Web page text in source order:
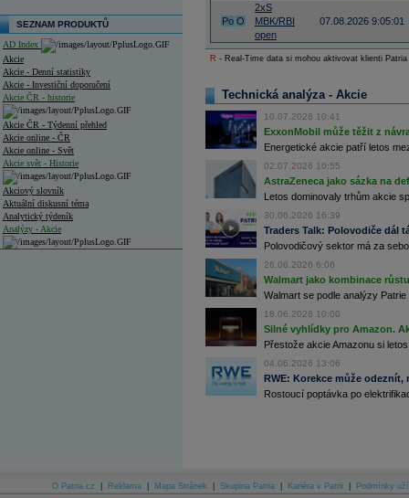
SEZNAM PRODUKTŮ
AD Index
Akcie
Akcie - Denní statistiky
Akcie - Investiční doporučení
Akcie ČR - historie
Akcie ČR - Týdenní přehled
Akcie online - ČR
Akcie online - Svět
Akcie svět - Historie
Akciový slovník
Aktuální diskusní téma
Analytický týdeník
Analýzy - Akcie
Archiv - Měnová politika
Po O
2xS
MBK/RBI
open
07.08.2026 9:05:01
R - Real-Time data si mohou aktivovat klienti
Technická analýza - Akcie
10.07.2026 10:41
ExxonMobil může těžit z
Energetické akcie patří letos
02.07.2026 10:55
AstraZeneca jako sázka na
Letos dominovaly trhům akcie
30.06.2026 16:39
Traders Talk: Polovodiče dál
Polovodičový sektor má za
26.06.2026 6:06
Walmart jako kombinace
Walmart se podle analýzy
18.06.2026 10:00
Silné vyhlídky pro Amazon.
Přestože akcie Amazonu si
04.06.2026 13:06
RWE: Korekce může
Rostoucí poptávka po
O Patria.cz Reklama Mapa Stránek Skupina Patria Kariéra v Patrii Podmínky